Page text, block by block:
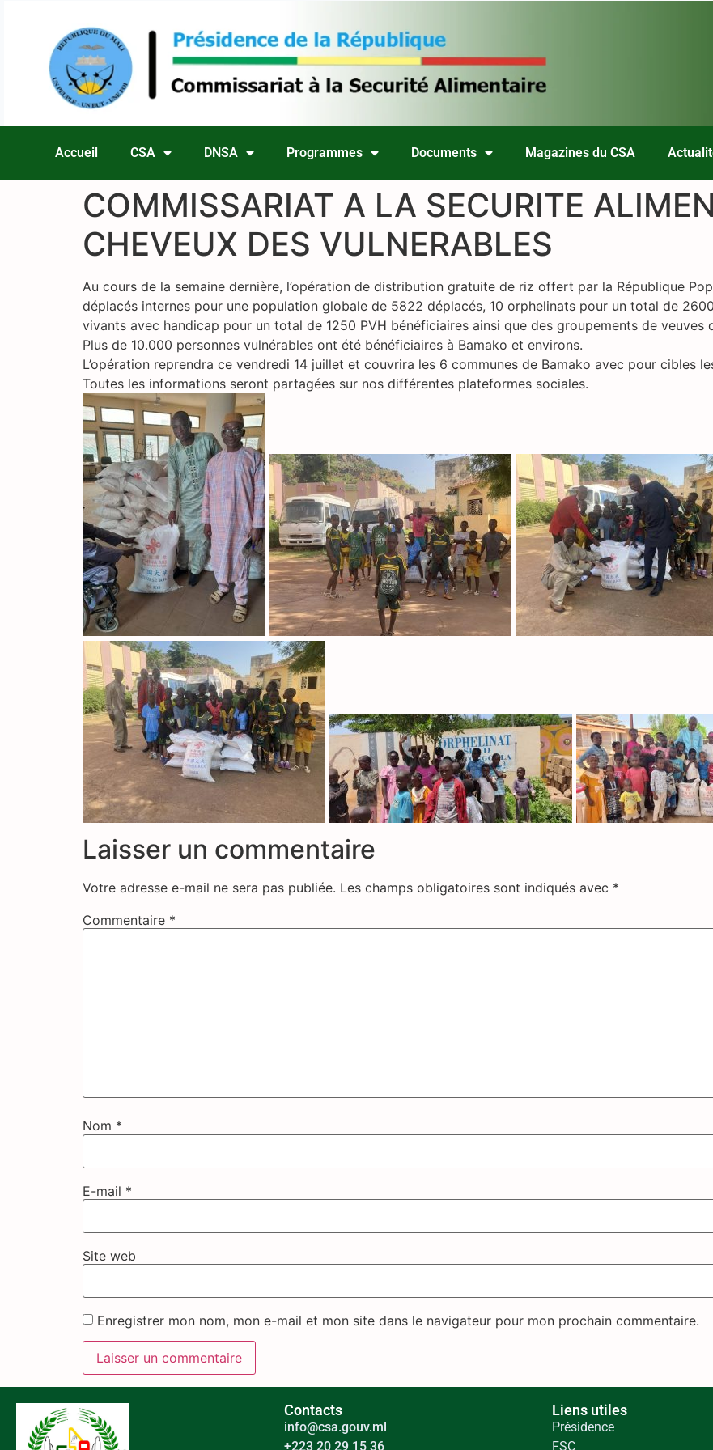
Accueil CSA DNSA Programmes Documents Magazines du CSA
COMMISSARIAT A LA SECURITE
CHEVEUX DES VULNERABLES
Au cours de la semaine dernière, l’opération de distribution gratuite de riz offert par la République
déplacés internes pour une population globale de 5822 déplacés, 10 orphelinats pour un total de
vivants avec handicap pour un total de 1250 PVH bénéficiaires ainsi que des groupements de veuves
Plus de 10.000 personnes vulnérables ont été bénéficiaires à Bamako et environs.
L’opération reprendra ce vendredi 14 juillet et couvrira les 6 communes de Bamako avec pour cibles
Toutes les informations seront partagées sur nos différentes plateformes sociales.
Laisser un commentaire
Votre adresse e-mail ne sera pas publiée. Les champs obligatoires sont indiqués avec *
Commentaire *
Nom *
E-mail *
Site web
Enregistrer mon nom, mon e-mail et mon site dans le navigateur pour mon prochain commentaire.
Contacts
info@csa.gouv.ml
+223 20 29 15 36
Liens utiles
Présidence
FSC